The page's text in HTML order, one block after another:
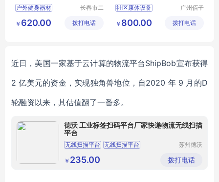
球台
户外健身器材
太阳能健身器材
长春市二
五金产品
￥ 620.00 拨打电话
一步到位
社区康体设备
儿童组合滑梯
广州佰子
备有限公
￥ 800.00 拨打电话
近日，美国一家基于云计算的物流平台ShipBob宣布获得
2 亿美元的资金，实现独角兽地位，自2020 年 9 月的D
轮融资以来，其估值翻了一番多。
德沃 工业标签扫码平台厂家快递物流无线扫描
平台
无线扫描平台 无线扫描平台
无线扫描平台
无线扫描平台
苏州德沃
有限公司
￥ 235.00 拨打电话